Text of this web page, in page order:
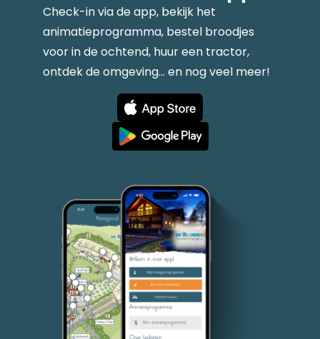
Check-in via de app, bekijk het
animatieprogramma, bestel broodjes
voor in de ochtend, huur een tractor,
ontdek de omgeving... en nog veel meer!